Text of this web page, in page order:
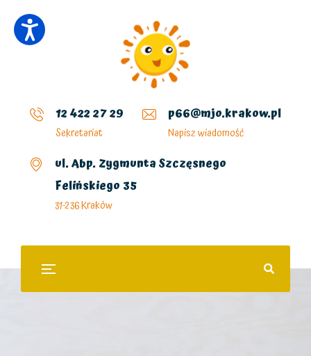
12 422 27 29
Sekretariat
p66@mjo.krakow.pl
Napisz wiadomość
ul. Abp. Zygmunta Szczęsnego
Felińskiego 35
31-236 Kraków